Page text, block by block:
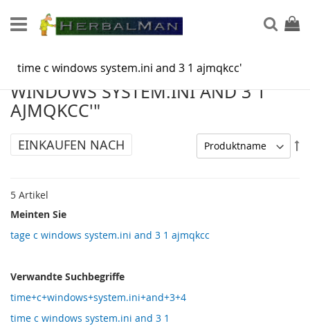
zum
Inhalt
SUCHERGEBNISSE FÜR: "TIME C
WINDOWS SYSTEM.INI AND 3 1
AJMQKCC'"
EINKAUFEN NACH
5 Artikel
In
Meinten Sie
tage c windows system.ini and 3 1 ajmqkcc
Verwandte Suchbegriffe
time+c+windows+system.ini+and+3+4
time c windows system.ini and 3 1